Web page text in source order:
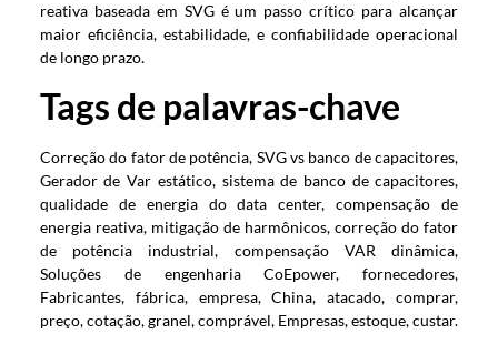
reativa baseada em SVG é um passo crítico para alcançar
maior eficiência, estabilidade, e confiabilidade operacional
de longo prazo.
Tags de palavras-chave
Correção do fator de potência, SVG vs banco de capacitores,
Gerador de Var estático, sistema de banco de capacitores,
qualidade de energia do data center, compensação de
energia reativa, mitigação de harmônicos, correção do fator
de potência industrial, compensação VAR dinâmica,
Soluções de engenharia CoEpower, fornecedores,
Fabricantes, fábrica, empresa, China, atacado, comprar,
preço, cotação, granel, comprável, Empresas, estoque, custar.